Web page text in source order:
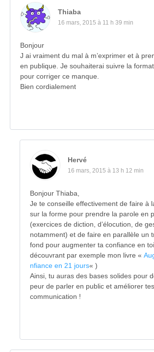
Thiaba
16 mars, 2015 à 11 h 39 min
Bonjour
J ai vraiment du mal à m’exprimer et à
en publique. Je souhaiterai suivre la
pour corriger ce manque.
Bien cordialement
Hervé
16 mars, 2015 à 13 h 12 min
Bonjour Thiaba,
Je te conseille effectivement de faire à
sur la forme pour prendre la parole en
(exercices de diction, d’élocution, de
notamment) et de faire en parallèle un
fond pour augmenter ta confiance en
découvrant par exemple mon livre «
nfiance en 21 jours« )
Ainsi, tu auras des bases solides pour
peur de parler en public et améliorer
communication !